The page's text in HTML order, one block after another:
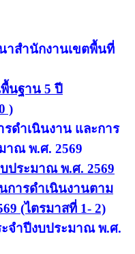
สำนักงานเขตพื้นที่
นฐาน 5 ปี
)
ดำเนินงาน และการ
าณ พ.ศ. 2569
ประมาณ พ.ศ. 2569
การดำเนินงานตาม
(ไตรมาสที่ 1- 2)
จำปีงบประมาณ พ.ศ.